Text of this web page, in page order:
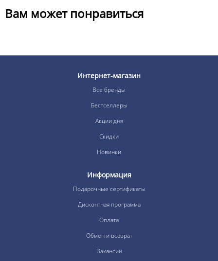
Вам может понравиться
Интернет-магазин
Все бренды
Бестселлеры
Акции дня
Скидки
Новинки
Информация
Подарочные сертификаты
Дисконтная программа
Оплата
Обмен и возврат
Вакансии